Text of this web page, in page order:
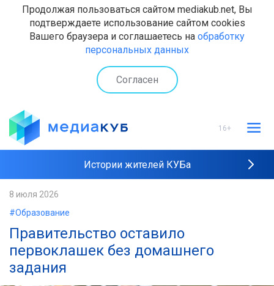
Продолжая пользоваться сайтом mediakub.net, Вы
подтверждаете использование сайтом cookies
Вашего браузера и соглашаетесь на обработку
персональных данных
Согласен
16+
Истории жителей КУБа
8 июля 2026
#Образование
Правительство оставило
первоклашек без домашнего
задания